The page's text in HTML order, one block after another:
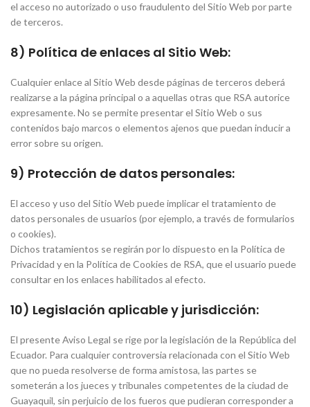
el acceso no autorizado o uso fraudulento del Sitio Web por parte
de terceros.
8) Política de enlaces al Sitio Web:
Cualquier enlace al Sitio Web desde páginas de terceros deberá
realizarse a la página principal o a aquellas otras que RSA autorice
expresamente. No se permite presentar el Sitio Web o sus
contenidos bajo marcos o elementos ajenos que puedan inducir a
error sobre su origen.
9) Protección de datos personales:
El acceso y uso del Sitio Web puede implicar el tratamiento de
datos personales de usuarios (por ejemplo, a través de formularios
o cookies).
Dichos tratamientos se regirán por lo dispuesto en la Política de
Privacidad y en la Política de Cookies de RSA, que el usuario puede
consultar en los enlaces habilitados al efecto.
10) Legislación aplicable y jurisdicción:
El presente Aviso Legal se rige por la legislación de la República del
Ecuador. Para cualquier controversia relacionada con el Sitio Web
que no pueda resolverse de forma amistosa, las partes se
someterán a los jueces y tribunales competentes de la ciudad de
Guayaquil, sin perjuicio de los fueros que pudieran corresponder a